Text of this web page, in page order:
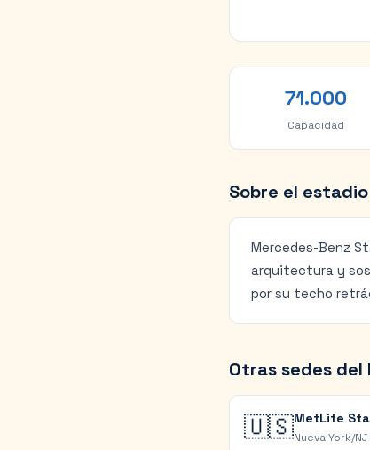
71.000
Capacidad
Sobre el estadio
Mercedes-Benz
arquitectura y
por su techo
Otras sedes del
🇺🇸MetLife
Nueva York/NJ